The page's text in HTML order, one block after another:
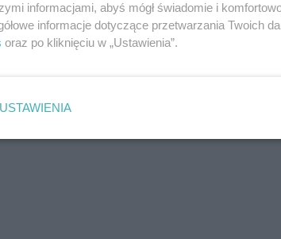
informacjami, abyś mógł świadomie i
informacje dotyczące przetwarzania Twoich
oraz po kliknięciu w „Ustawienia”.
USTAWIENIA